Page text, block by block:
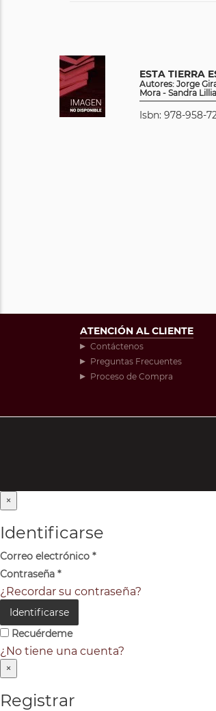
ESTA TIERRA
Autores: Jorge
Mora - Sandra
Isbn: 978-958-
ATENCIÓN AL CLIENTE
Contáctenos
Preguntas Frecuentes
Proceso de Compra
×
Identificarse
Correo electrónico *
Contraseña *
¿Recordar su contraseña?
Identificarse
Recuérdeme
¿No tiene una cuenta?
×
Registrar